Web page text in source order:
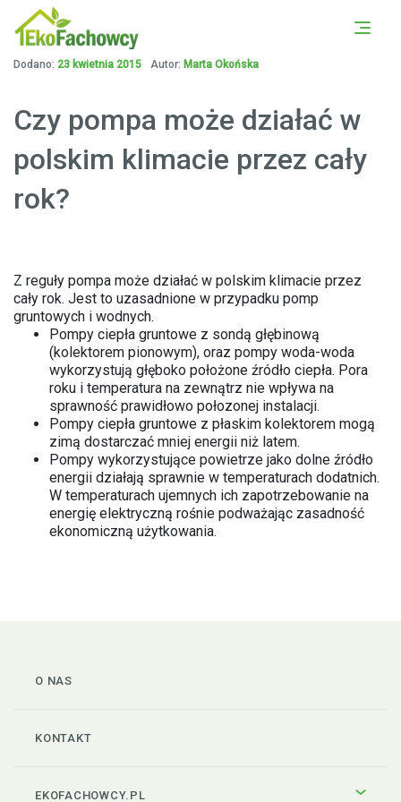
PORÓWNAJ OFERTY Z
OKOLICY
Dodano: 23 kwietnia 2015 Autor: Marta Okońska
Czy pompa może działać w
polskim klimacie przez cały
rok?
Z reguły pompa może działać w polskim klimacie przez
cały rok. Jest to uzasadnione w przypadku pomp
gruntowych i wodnych.
Pompy ciepła gruntowe z sondą głębinową
(kolektorem pionowym), oraz pompy woda-woda
wykorzystują głęboko położone źródło ciepła. Pora
roku i temperatura na zewnątrz nie wpływa na
sprawność prawidłowo połozonej instalacji.
Pompy ciepła gruntowe z płaskim kolektorem mogą
zimą dostarczać mniej energii niż latem.
Pompy wykorzystujące powietrze jako dolne źródło
energii działają sprawnie w temperaturach dodatnich.
W temperaturach ujemnych ich zapotrzebowanie na
energię elektryczną rośnie podważając zasadność
ekonomiczną użytkowania.
O NAS
KONTAKT
EKOFACHOWCY.PL